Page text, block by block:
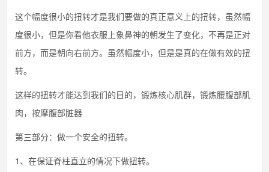
这个幅度很小的扭转才是我们要做的真正意义上的扭转，虽然幅
度很小，但是你看他衣服上象鼻神的朝发生了变化，不再是正对
前方，而是朝向右前方。虽然幅度小，但是是真的在做有效的扭
转。
这样的扭转才能达到我们的目的，锻炼核心肌群，锻炼腰腹部肌
肉，按摩腹部脏器
第三部分：做一个安全的扭转。
1、在保证脊柱直立的情况下做扭转。